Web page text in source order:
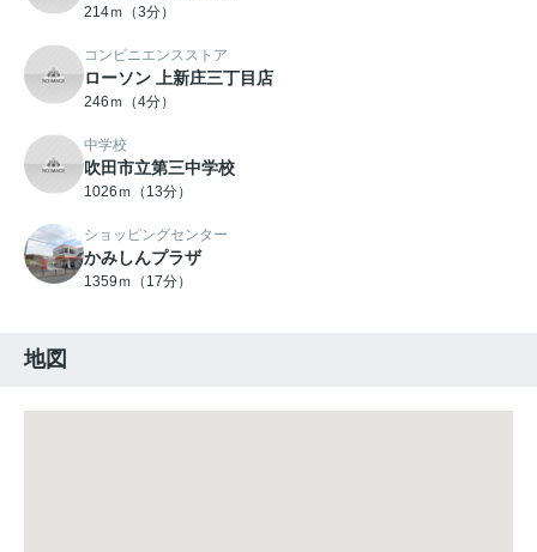
214ｍ（3分）
コンビニエンスストア
ローソン 上新庄三丁目店
246ｍ（4分）
中学校
吹田市立第三中学校
1026ｍ（13分）
ショッピングセンター
かみしんプラザ
1359ｍ（17分）
地図